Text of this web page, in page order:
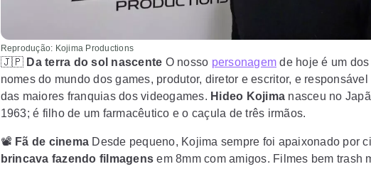
Reprodução: Kojima Productions
🇯🇵 Da terra do sol nascente O nosso personagem de hoje é um
nomes do mundo dos games, produtor, diretor e escritor, e responsável
das maiores franquias dos videogames. Hideo Kojima nasceu no
1963; é filho de um farmacêutico e o caçula de três irmãos.
📽️ Fã de cinema Desde pequeno, Kojima sempre foi apaixonado por
brincava fazendo filmagens em 8mm com amigos. Filmes bem trash